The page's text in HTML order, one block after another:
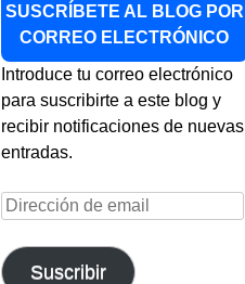
SUSCRÍBETE AL BLOG POR
CORREO ELECTRÓNICO
Introduce tu correo electrónico
para suscribirte a este blog y
recibir notificaciones de nuevas
entradas.
Dirección
email
Suscribir